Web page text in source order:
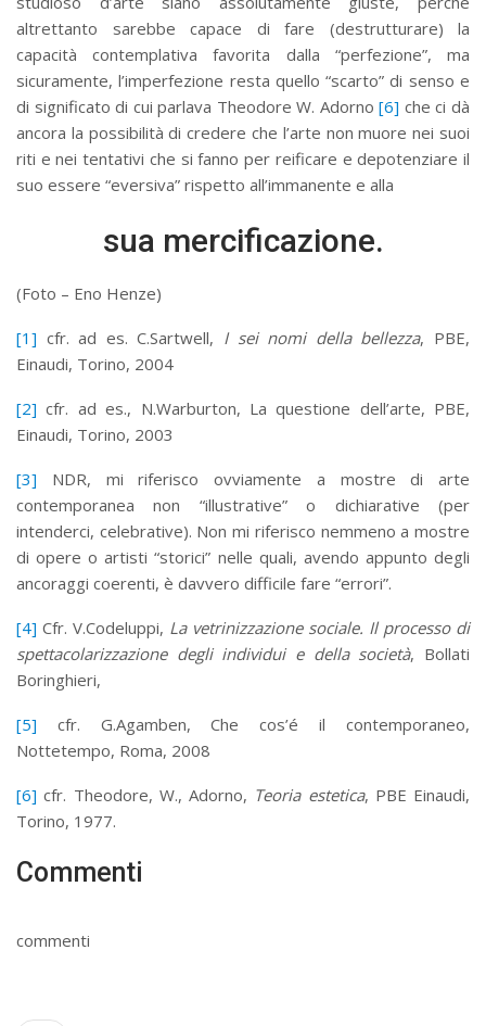
altrettanto sarebbe capace di fare (destrutturare) la
capacità contemplativa favorita dalla “perfezione”, ma
sicuramente, l’imperfezione resta quello “scarto” di senso e
di significato di cui parlava Theodore W. Adorno[6] che ci dà
ancora la possibilità di credere che l’arte non muore nei suoi
riti e nei tentativi che si fanno per reificare e depotenziare il
suo essere “eversiva” rispetto all’immanente e alla
sua mercificazione.
(Foto – Eno Henze)
[1] cfr. ad es. C.Sartwell, I sei nomi della bellezza, PBE,
Einaudi, Torino, 2004
[2] cfr. ad es., N.Warburton, La questione dell’arte, PBE,
Einaudi, Torino, 2003
[3] NDR, mi riferisco ovviamente a mostre di arte
contemporanea non “illustrative” o dichiarative (per
intenderci, celebrative). Non mi riferisco nemmeno a mostre
di opere o artisti “storici” nelle quali, avendo appunto degli
ancoraggi coerenti, è davvero difficile fare “errori”.
[4] Cfr. V.Codeluppi, La vetrinizzazione sociale. Il processo di
spettacolarizzazione degli individui e della società, Bollati
Boringhieri,
[5] cfr. G.Agamben, Che cos’é il contemporaneo,
Nottetempo, Roma, 2008
[6] cfr. Theodore, W., Adorno, Teoria estetica, PBE Einaudi,
Torino, 1977.
Commenti
commenti